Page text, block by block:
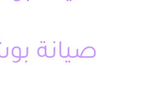
صيانة